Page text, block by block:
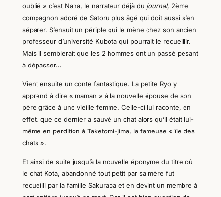
oublié » c’est Nana, le narrateur déjà du journal, 2ème
compagnon adoré de Satoru plus âgé qui doit aussi s’en
séparer. S’ensuit un périple qui le mène chez son ancien
professeur d’université Kubota qui pourrait le recueillir.
Mais il semblerait que les 2 hommes ont un passé pesant
à dépasser…
Vient ensuite un conte fantastique. Lapetite Ryo y
apprend à dire « maman » à la nouvelle épouse de son
père grâce à une vieille femme. Celle-ci lui raconte, en
effet, que ce dernier a sauvé un chat alors qu’il était lui-
même en perdition à Taketomi-jima, la fameuse « île des
chats».
Et ainsi de suite jusqu’à la nouvelle éponyme du titre où
le chat Kota, abandonné tout petit par sa mère fut
recueilli par la famille Sakuraba et en devint un membre à